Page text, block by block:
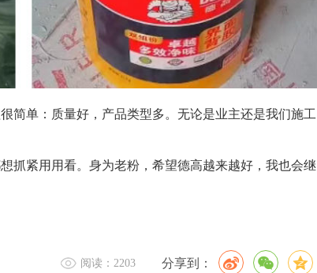
简单：质量好，产品类型多。无论是业主还是我们施工
抓紧用用看。身为老粉，希望德高越来越好，我也会继
阅读：2203 分享到：